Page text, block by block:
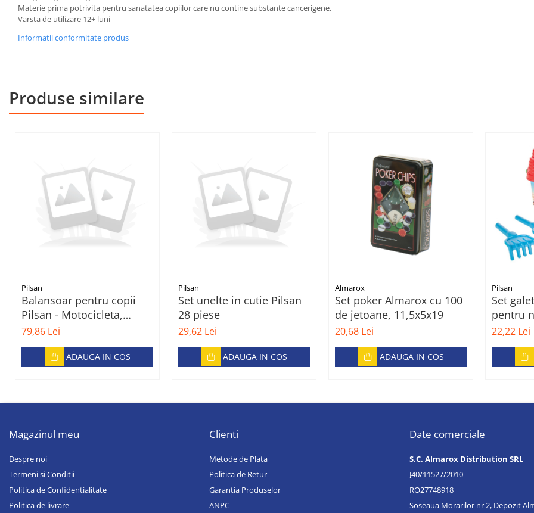
Materie prima potrivita pentru sanatatea copiilor care nu contine substante cancerigene.
Varsta de utilizare 12+ luni
Informatii conformitate produs
Produse similare
Pilsan
Balansoar pentru copii
Pilsan - Motocicleta,
verde
79,86 Lei
ADAUGA IN COS
Pilsan
Set unelte in cutie Pilsan
28 piese
29,62 Lei
ADAUGA IN COS
Almarox
Set poker Almarox cu 100
de jetoane, 11,5x5x19
20,68 Lei
ADAUGA IN COS
Pilsan
Set
pentru
Castle
22,22 Lei
Magazinul meu
Despre noi
Termeni si Conditii
Politica de Confidentialitate
Politica de livrare
Clienti
Metode de Plata
Politica de Retur
Garantia Produselor
ANPC
Date comerciale
S.C. Almarox Distribution SRL
J40/11527/2010
RO27748918
Soseaua Morarilor nr 2, Depozit